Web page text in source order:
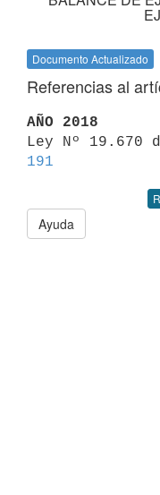
Documento Actualizado
Referencias al
AÑO 2018
191
Ayuda